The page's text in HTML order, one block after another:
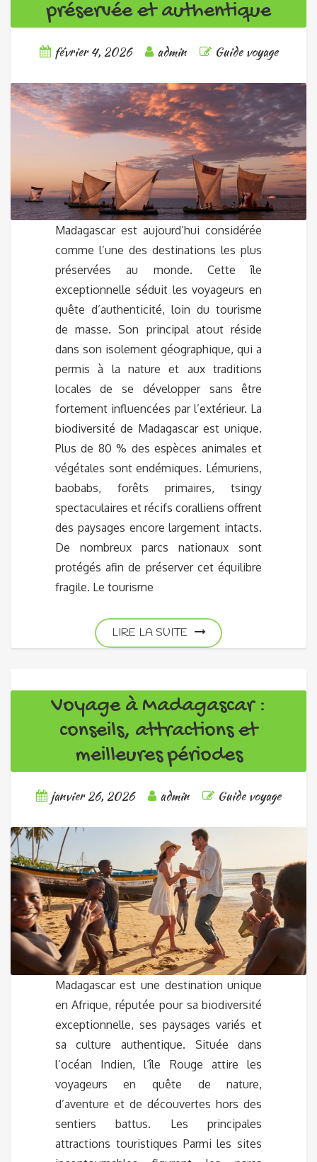
préservée et authentique
février 4, 2026 admin Guide voyage
Madagascar est aujourd’hui considérée
comme l’une des destinations les plus
préservées au monde. Cette île
exceptionnelle séduit les voyageurs en
quête d’authenticité, loin du tourisme
de masse. Son principal atout réside
dans son isolement géographique, qui a
permis à la nature et aux traditions
locales de se développer sans être
fortement influencées par l’extérieur. La
biodiversité de Madagascar est unique.
Plus de 80 % des espèces animales et
végétales sont endémiques. Lémuriens,
baobabs, forêts primaires, tsingy
spectaculaires et récifs coralliens offrent
des paysages encore largement intacts.
De nombreux parcs nationaux sont
protégés afin de préserver cet équilibre
fragile. Le tourisme
LIRE LA SUITE
Voyage à Madagascar :
conseils, attractions et
meilleures périodes
janvier 26, 2026 admin Guide voyage
Madagascar est une destination unique
en Afrique, réputée pour sa biodiversité
exceptionnelle, ses paysages variés et
sa culture authentique. Située dans
l’océan Indien, l’île Rouge attire les
voyageurs en quête de nature,
d’aventure et de découvertes hors des
sentiers battus. Les principales
attractions touristiques Parmi les sites